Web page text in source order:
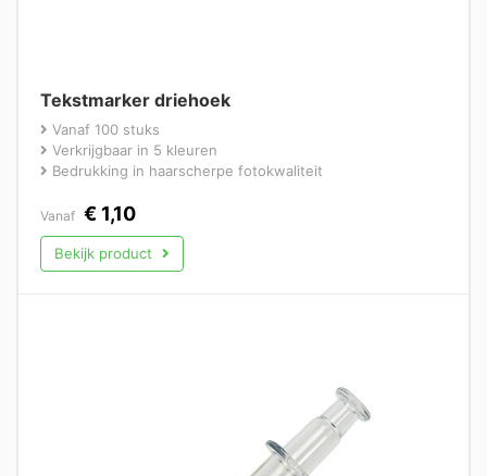
Tekstmarker driehoek
Vanaf 100 stuks
Verkrijgbaar in 5 kleuren
Bedrukking in haarscherpe fotokwaliteit
Vanaf € 1,10
Bekijk product